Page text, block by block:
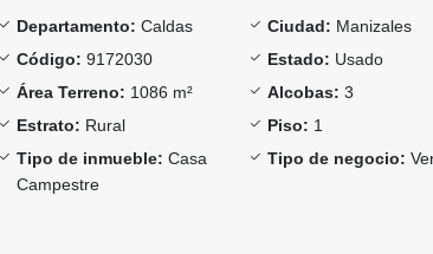
Departamento: Caldas Ciudad: Manizales
Código: 9172030 Estado: Usado
Área Terreno: 1086 m² Alcobas: 3
Estrato: Rural Piso: 1
Tipo de inmueble: Casa
Campestre
Tipo de negocio: